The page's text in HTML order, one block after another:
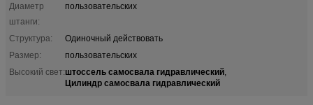
Диаметр
штанги:
пользовательских
Структура:
Одиночный действовать
Размер:
пользовательских
Высокий свет:штоссель самосвала гидравлический,
Цилиндр самосвала гидравлический